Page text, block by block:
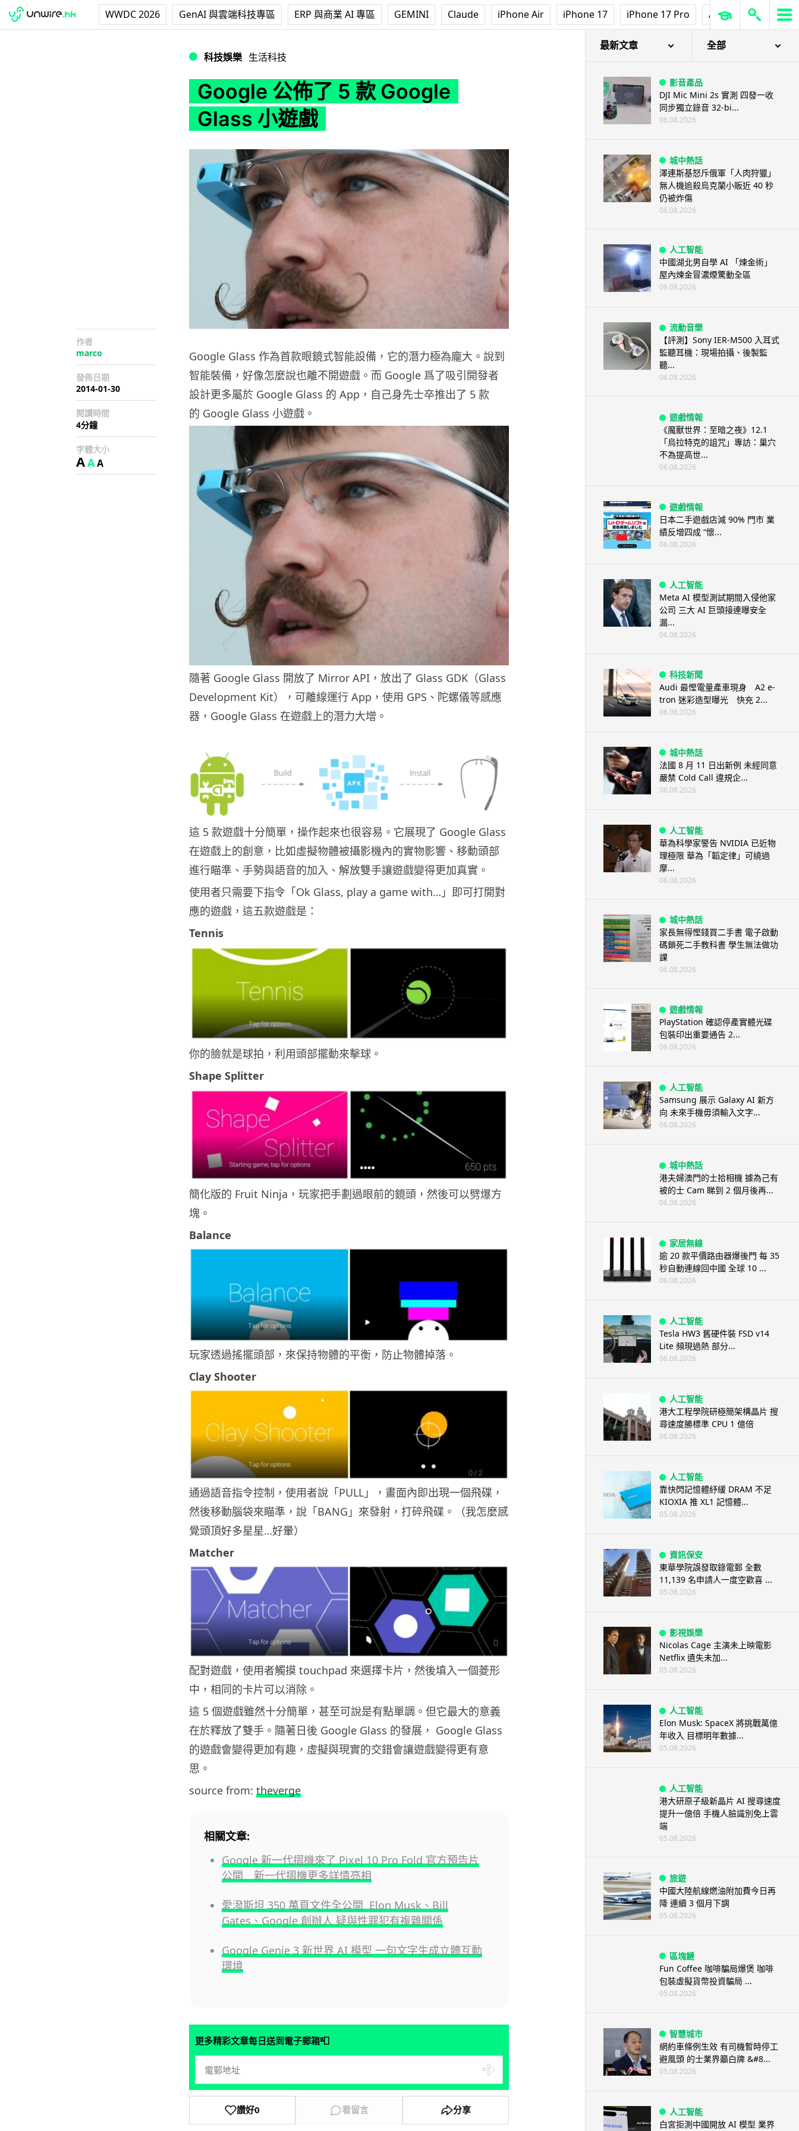
WWDC 2026 GenAI 與雲端科技專區 ERP 與商業 AI 專區 GEMINI Claude iPhone Air iPhone 17 iPhone 17 Pro AirPods Pro 3
科技娛樂 生活科技
Google 公佈了 5 款 Google
Glass 小遊戲
作者
marco
發佈日期
2014-01-30
閱讀時間
4分鐘
字體大小
AAA
Google Glass 作為首款眼鏡式智能設備，它的潛力極為龐大。說到
智能裝備，好像怎麼說也離不開遊戲。而 Google 爲了吸引開發者
設計更多屬於 Google Glass 的 App，自己身先士卒推出了 5 款
的 Google Glass 小遊戲。
隨著 Google Glass 開放了 Mirror API，放出了 Glass GDK（Glass
Development Kit），可離線運行 App，使用 GPS、陀螺儀等感應
器，Google Glass 在遊戲上的潛力大增。
這 5 款遊戲十分簡單，操作起來也很容易。它展現了 Google Glass
在遊戲上的創意，比如虛擬物體被攝影機內的實物影響、移動頭部
進行瞄準、手勢與語音的加入、解放雙手讓遊戲變得更加真實。
使用者只需要下指令「Ok Glass, play a game with…」即可打開對
應的遊戲，這五款遊戲是：
Tennis
你的臉就是球拍，利用頭部擺動來擊球。
Shape Splitter
簡化版的 Fruit Ninja，玩家把手劃過眼前的鏡頭，然後可以劈爆方
塊。
Balance
玩家透過搖擺頭部，來保持物體的平衡，防止物體掉落。
Clay Shooter
通過語音指令控制，使用者說「PULL」，畫面內即出現一個飛碟，
然後移動腦袋來瞄準，說「BANG」來發射，打碎飛碟。（我怎麼感
覺頭頂好多星星…好暈）
Matcher
配對遊戲，使用者觸摸 touchpad 來選擇卡片，然後填入一個菱形
中，相同的卡片可以消除。
這 5 個遊戲雖然十分簡單，甚至可說是有點單調。但它最大的意義
在於釋放了雙手。隨著日後 Google Glass 的發展， Google Glass
的遊戲會變得更加有趣，虛擬與現實的交錯會讓遊戲變得更有意
思。
source from: theverge
相關文章:
Google 新一代摺機來了 Pixel 10 Pro Fold 官方預告片
公開 新一代摺機更多詳情亮相
愛潑斯坦 350 萬頁文件全公開 Elon Musk、Bill
Gates、Google 創辦人 疑與性罪犯有複雜關係
Google Genie 3 新世界 AI 模型 一句文字生成立體互動
環境
更多精彩文章每日送到電子郵箱📮
讚好0 看留言 分享
最新文章 全部
影音產品
DJI Mic Mini 2s 實測 四發一收
同步獨立錄音 32-bi...
06.08.2026
城中熱話
澤連斯基怒斥俄軍「人肉狩獵」
無人機追殺烏克蘭小販近 40 秒
仍被炸傷
06.08.2026
人工智能
中國湖北男自學 AI 「煉金術」
屋內煉金冒濃煙驚動全區
06.08.2026
流動音樂
【評測】Sony IER-M500 入耳式
監聽耳機：現場拍攝、後製監
聽...
06.08.2026
遊戲情報
《魔獸世界：至暗之夜》12.1
「烏拉特克的詛咒」專訪：巢穴
不為提高世...
06.08.2026
遊戲情報
日本二手遊戲店減 90% 門市 業
績反增四成 “懷...
06.08.2026
人工智能
Meta AI 模型測試期間入侵他家
公司 三大 AI 巨頭接連曝安全
漏...
06.08.2026
科技新聞
Audi 最慳電量產車現身 A2 e-
tron 迷彩造型曝光 快充 2...
06.08.2026
城中熱話
法國 8 月 11 日出新例 未經同意
嚴禁 Cold Call 違規企...
06.08.2026
人工智能
華為科學家警告 NVIDIA 已近物
理極限 華為「韜定律」可繞過
摩...
06.08.2026
城中熱話
家長無得慳錢買二手書 電子啟動
碼鎖死二手教科書 學生無法做功
課
06.08.2026
遊戲情報
PlayStation 確認停產實體光碟
包裝印出重要通告 2...
06.08.2026
人工智能
Samsung 展示 Galaxy AI 新方
向 未來手機毋須輸入文字...
06.08.2026
城中熱話
港夫婦澳門的士拾相機 據為己有
被的士 Cam 睇到 2 個月後再...
06.08.2026
家居無線
逾 20 款平價路由器爆後門 每 35
秒自動連線回中國 全球 10 ...
06.08.2026
人工智能
Tesla HW3 舊硬件裝 FSD v14
Lite 頻現過熱 部分...
06.08.2026
人工智能
港大工程學院研極簡架構晶片 搜
尋速度勝標準 CPU 1 億倍
06.08.2026
人工智能
靠快閃記憶體紓緩 DRAM 不足
KIOXIA 推 XL1 記憶體...
05.08.2026
資訊保安
東華學院誤發取錄電郵 全數
11,139 名申請人一度空歡喜 ...
05.08.2026
影視娛樂
Nicolas Cage 主演未上映電影
Netflix 遺失未加...
05.08.2026
人工智能
Elon Musk: SpaceX 將挑戰萬億
年收入 目標明年數據...
05.08.2026
人工智能
港大研原子級新晶片 AI 搜尋速度
提升一億倍 手機人臉識別免上雲
端
05.08.2026
旅遊
中國大陸航線燃油附加費今日再
降 連續 3 個月下調
05.08.2026
區塊鏈
Fun Coffee 咖啡騙局爆煲 咖啡
包裝虛擬貨幣投資騙局 ...
05.08.2026
智慧城市
網約車條例生效 有司機暫時停工
避風頭 的士業界籲白牌 &#8...
05.08.2026
人工智能
白宮拒測中國開放 AI 模型 業界